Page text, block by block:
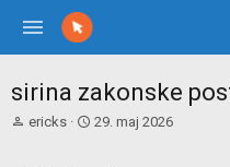
sirina zakonske
U
ericks
Z
29. maj 2026